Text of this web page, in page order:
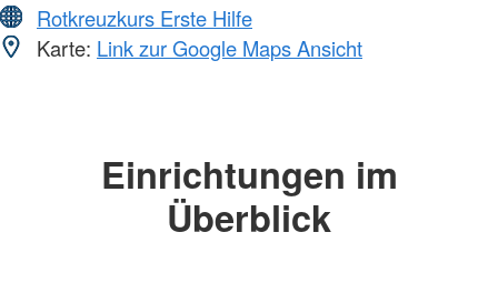
Rotkreuzkurs Erste Hilfe
Karte: Link zur Google Maps Ansicht
Einrichtungen im
Überblick